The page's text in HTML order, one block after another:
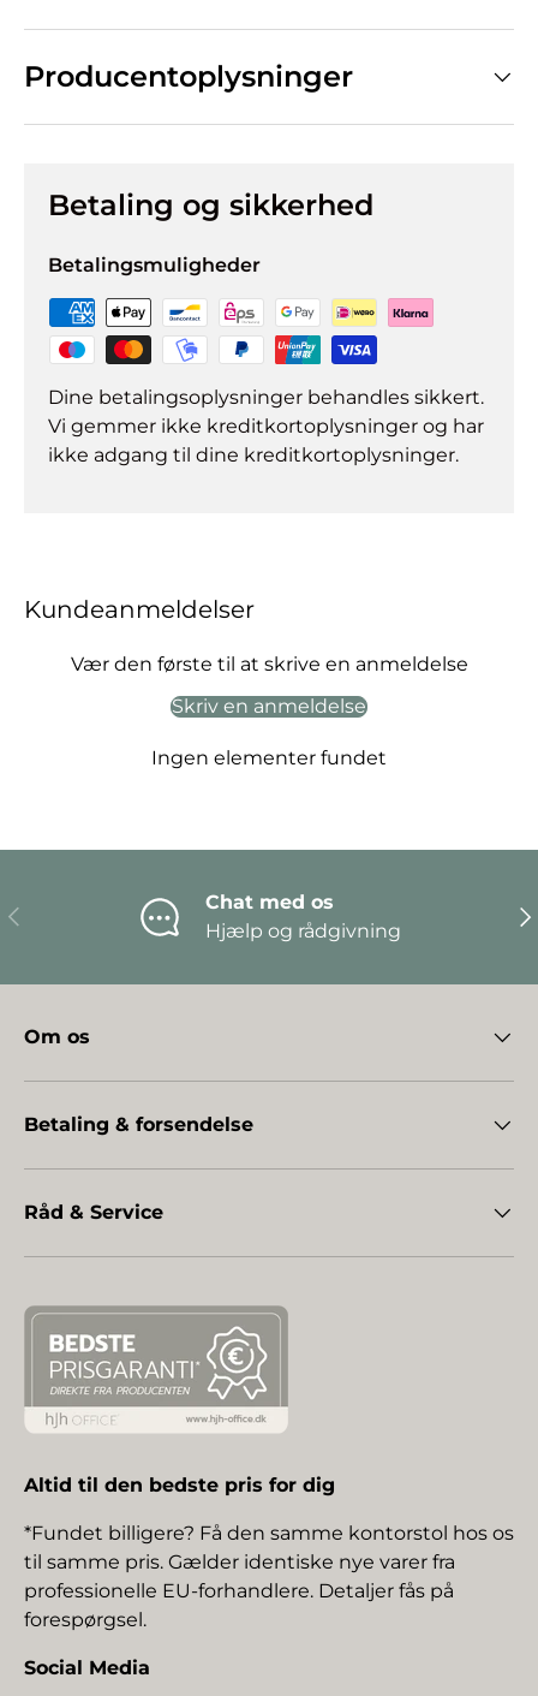
Producentoplysninger
Betaling og sikkerhed
Betalingsmuligheder
Dine betalingsoplysninger behandles sikkert.
Vi gemmer ikke kreditkortoplysninger og har
ikke adgang til dine kreditkortoplysninger.
Kundeanmeldelser
Vær den første til at skrive en anmeldelse
Skriv en anmeldelse
Ingen elementer fundet
Forrige
Chat med os
Hjælp og rådgivning
Om os
Betaling & forsendelse
Råd & Service
Altid til den bedste pris for dig
*Fundet billigere? Få den samme kontorstol hos os
til samme pris. Gælder identiske nye varer fra
professionelle EU-forhandlere. Detaljer fås på
forespørgsel.
Social Media